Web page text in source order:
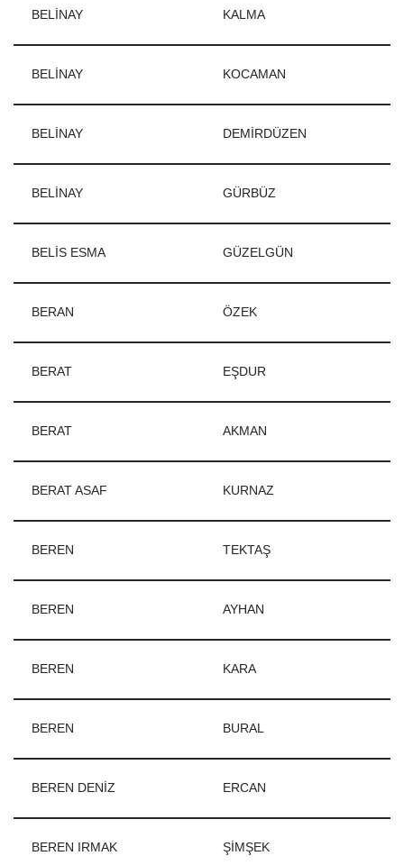
BELİNAY KALMA
BELİNAY KOCAMAN
BELİNAY DEMİRDÜZEN
BELİNAY GÜRBÜZ
BELİS ESMA GÜZELGÜN
BERAN ÖZEK
BERAT EŞDUR
BERAT AKMAN
BERAT ASAF KURNAZ
BEREN TEKTAŞ
BEREN AYHAN
BEREN KARA
BEREN BURAL
BEREN DENİZ ERCAN
BEREN IRMAK ŞİMŞEK